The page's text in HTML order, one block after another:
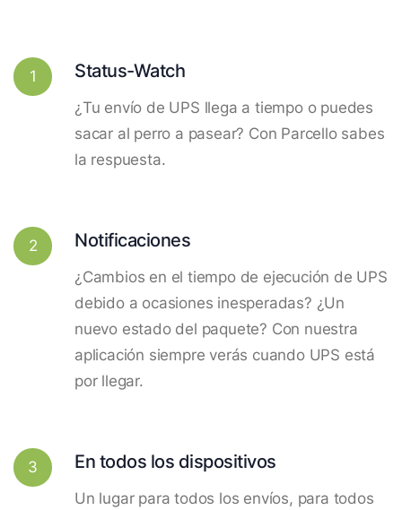
1 Status-Watch
¿Tu envío de UPS llega a tiempo o puedes
sacar al perro a pasear? Con Parcello sabes
la respuesta.
2 Notificaciones
¿Cambios en el tiempo de ejecución de UPS
debido a ocasiones inesperadas? ¿Un
nuevo estado del paquete? Con nuestra
aplicación siempre verás cuando UPS está
por llegar.
3 En todos los dispositivos
Un lugar para todos los envíos, para todos